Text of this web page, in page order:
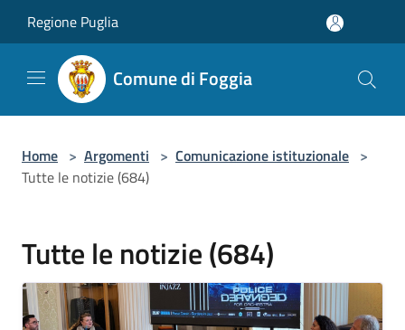
Regione Puglia
Comune di Foggia
Home > Argomenti > Comunicazione istituzionale >
Tutte le notizie (684)
Tutte le notizie (684)